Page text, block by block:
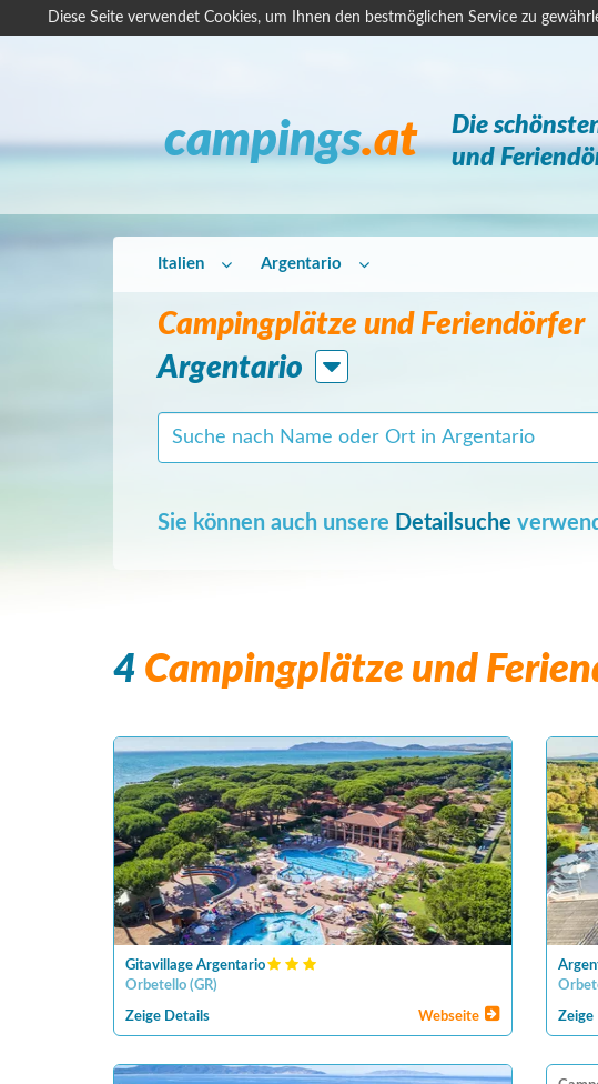
Diese Seite verwendet Cookies, um Ihnen den bestmöglichen Service zu
campings.at
Die
und
Campingplätze und Feriendörfer
Argentario
Sie können auch unsere Detailsuche
Italien Argentario
4 Campingplätze und
Gitavillage Argentario
Orbetello (GR)
Zeige Details Webseite Zeige